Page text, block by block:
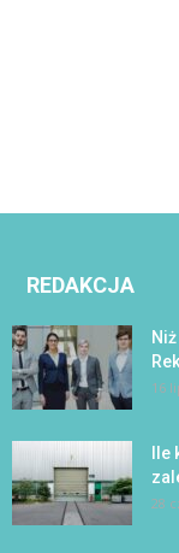
REDAKCJA
16
28